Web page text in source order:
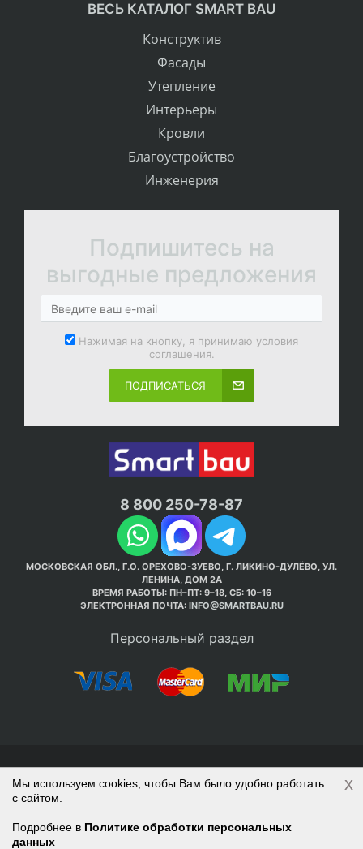
ВЕСЬ КАТАЛОГ SMART BAU
Конструктив
Фасады
Утепление
Интерьеры
Кровли
Благоустройство
Инженерия
Подпишитесь на
выгодные предложения
Нажимая на кнопку, я принимаю условия
соглашения.
ПОДПИСАТЬСЯ
8 800 250-78-87
МОСКОВСКАЯ ОБЛ., Г.О. ОРЕХОВО-ЗУЕВО, Г. ЛИКИНО-ДУЛЁВО, УЛ.
ЛЕНИНА, ДОМ 2А
ВРЕМЯ РАБОТЫ: ПН–ПТ: 9–18, СБ: 10–16
ЭЛЕКТРОННАЯ ПОЧТА: INFO@SMARTBAU.RU
Персональный раздел
© Интернет-магазин Smart Bau ’2003-2026. Стройте
правильно с 1-го раза.
Политика обработки персональных данных
Наверх
Войти
Регистрация
Корзина
Мы используем cookies, чтобы Вам было удобно работать
с сайтом.
Подробнее в Политике обработки персональных
данных
x